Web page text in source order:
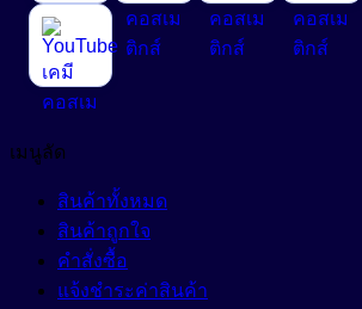
Anti-Allergy
Anti-Bacteria
Anti-Inflammation
Anti-Irritation
สารเพิ่มความขาวสว่าง (Optical
สารเพิ่มคุณสมบัติกันน้ำ
สารเพิ่มประสิทธิภาพเนื้อสัมผัส
เมนูลัด
สินค้าทั้งหมด
สินค้าถูกใจ
คำสั่งซื้อ
แจ้งชำระค่าสินค้า